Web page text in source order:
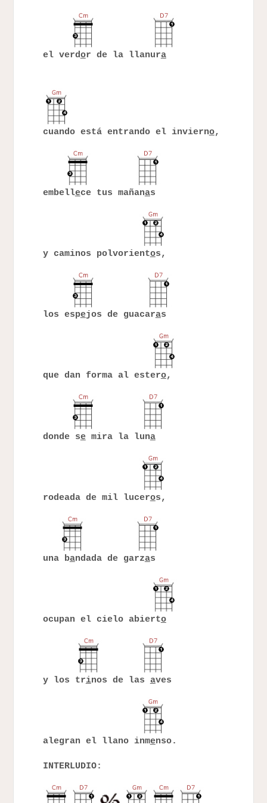
el verdor de la llanura
cuando está entrando el invierno,
embellece tus mañanas
y caminos polvorientos,
los espejos de guacaras
que dan forma al estero,
donde semira la luna
rodeada de mil luceros,
una bandada de garzas
ocupan el cielo abierto
y los trinos de las aves
alegran el llano inmenso.
INTERLUDIO: